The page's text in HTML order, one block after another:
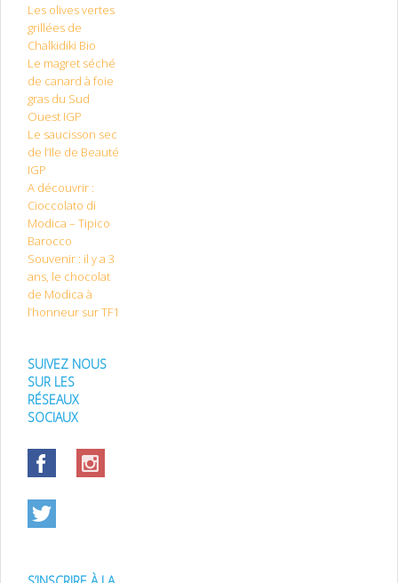
Les olives vertes
grillées de
Chalkidiki Bio
Le magret séché
de canard à foie
gras du Sud
Ouest IGP
Le saucisson sec
de l’Ile de Beauté
IGP
A découvrir :
Cioccolato di
Modica – Tipico
Barocco
Souvenir : il y a 3
ans, le chocolat
de Modica à
l’honneur sur TF1
SUIVEZ NOUS
SUR LES
RÉSEAUX
SOCIAUX